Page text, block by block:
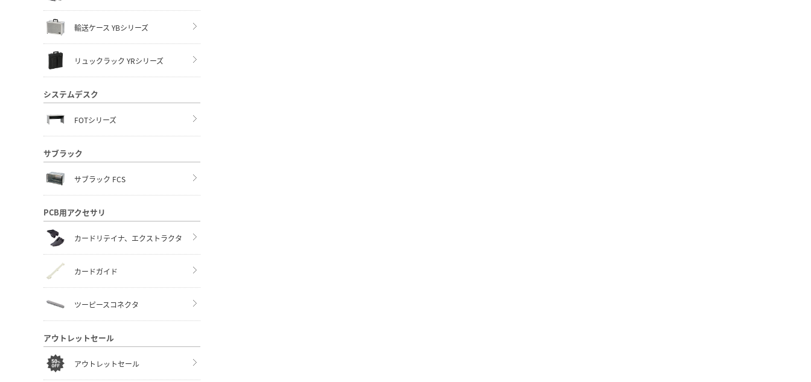
輸送ケース YBシリーズ
リュックラック YRシリーズ
システムデスク
FOTシリーズ
サブラック
サブラック FCS
PCB用アクセサリ
カードリテイナ、エクストラクタ
カードガイド
ツーピースコネクタ
アウトレットセール
アウトレットセール